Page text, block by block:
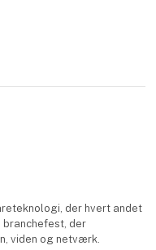
der hvert andet
der
viden og netværk.